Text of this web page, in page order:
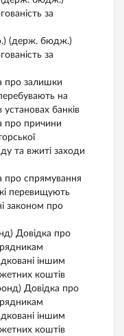
за
(держ. бюдж.)
за
про залишки
на
банків
про причини
та вжиті заходи
про спрямування
перевищують
законом про
Довідка про
іншим
коштів
Довідка про
іншим
коштів